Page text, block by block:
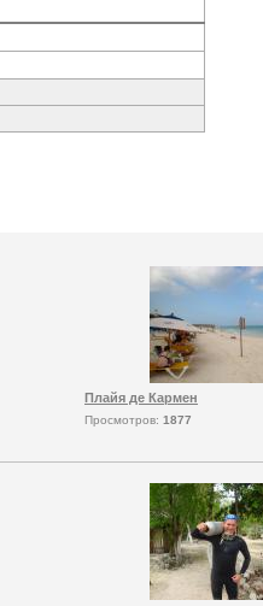
Плайя де Кармен
Просмотров: 1877